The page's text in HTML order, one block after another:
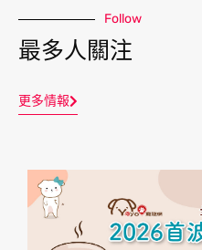
Follow
最多人關注
更多情報